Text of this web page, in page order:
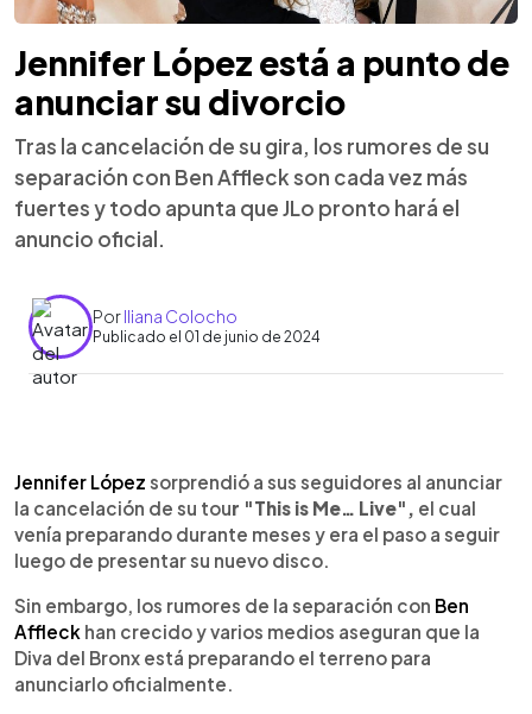
Jennifer López está a punto de
anunciar su divorcio
Tras la cancelación de su gira, los rumores de su
separación con Ben Affleck son cada vez más
fuertes y todo apunta que JLo pronto hará el
anuncio oficial.
PorIliana Colocho
Publicado el 01 de junio de 2024
Escuchar artículo
Jennifer López sorprendió a sus seguidores al anunciar
la cancelación de su tour "This is Me… Live", el cual
venía preparando durante meses y era el paso a seguir
luego de presentar su nuevo disco.
Sin embargo, los rumores de la separación con Ben
Affleck han crecido y varios medios aseguran que la
Diva del Bronx está preparando el terreno para
anunciarlo oficialmente.